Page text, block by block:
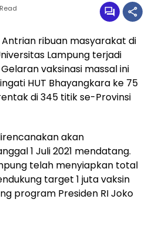
Antrian ribuan masyarakat di
Lampung terjadi
vaksinasi massal ini
HUT Bhayangkara ke 75
di 345 titik se-Provinsi
akan
1 Juli 2021 mendatang.
telah menyiapkan total
target 1 juta vaksin
program Presiden RI Joko